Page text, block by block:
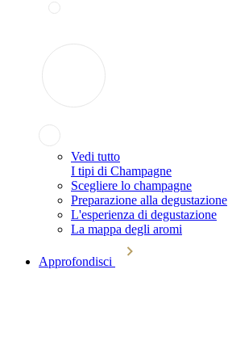
Vedi tutto
I tipi di Champagne
Scegliere lo champagne
Preparazione alla degustazione
L'esperienza di degustazione
La mappa degli aromi
Approfondisci